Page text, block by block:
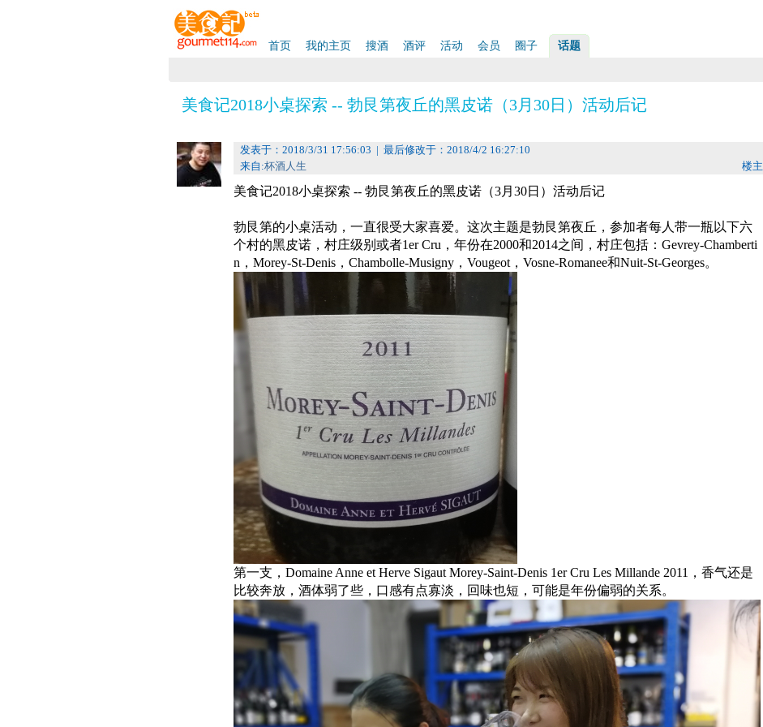
首页 我的主页 搜酒 酒评 活动 会员 圈子 话题
美食记2018小桌探索 -- 勃艮第夜丘的黑皮诺（3月30日）活动后记
发表于：2018/3/31 17:56:03 | 最后修改于：2018/4/2 16:27:10
来自:杯酒人生 楼主
美食记2018小桌探索 -- 勃艮第夜丘的黑皮诺（3月30日）活动后记
勃艮第的小桌活动，一直很受大家喜爱。这次主题是勃艮第夜丘，参加者每人带一瓶以下六
个村的黑皮诺，村庄级别或者1er Cru，年份在2000和2014之间，村庄包括：Gevrey-Chamberti
n，Morey-St-Denis，Chambolle-Musigny，Vougeot，Vosne-Romanee和Nuit-St-Georges。
第一支，Domaine Anne et Herve Sigaut Morey-Saint-Denis 1er Cru Les Millande 2011，香气还是
比较奔放，酒体弱了些，口感有点寡淡，回味也短，可能是年份偏弱的关系。